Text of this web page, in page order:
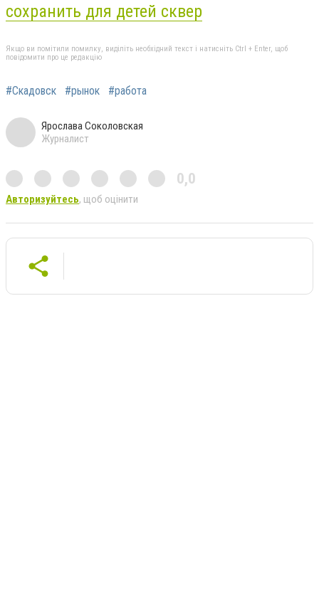
сохранить для детей сквер
Якщо ви помітили помилку, виділіть необхідний текст і натисніть Ctrl + Enter, щоб
повідомити про це редакцію
#Скадовск #рынок #работа
Ярослава Соколовская
Журналист
0,0
Авторизуйтесь, щоб оцінити